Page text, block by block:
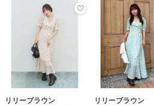
リリーブラウン リリーブラウン